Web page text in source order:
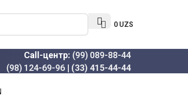
0 UZS
Call-центр: (99) 089-88-44
(98) 124-69-96 | (33) 415-44-44